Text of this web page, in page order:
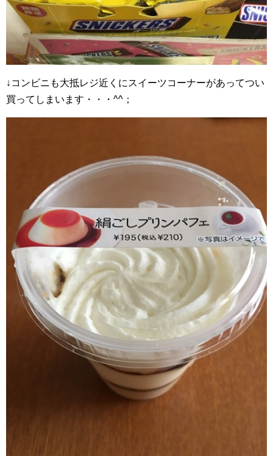
↓コンビニも大抵レジ近くにスイーツコーナーがあってつい
買ってしまいます・・・^^；